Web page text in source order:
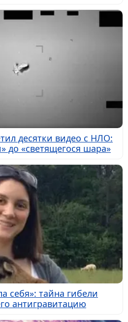
десятки видео с НЛО:
до «светящегося шара»
себя»: тайна гибели
антигравитацию